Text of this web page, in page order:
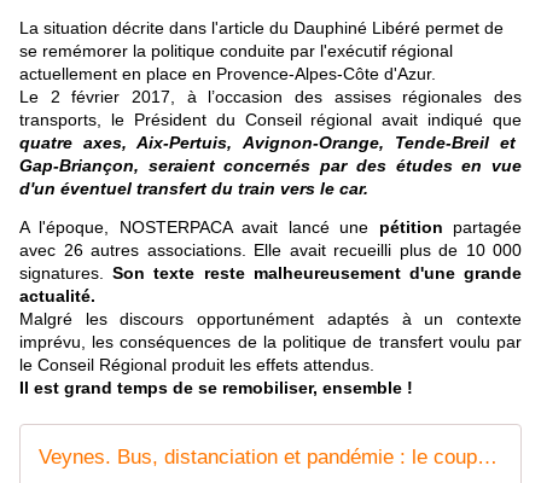
La situation décrite dans l'article du Dauphiné Libéré permet de
se remémorer la politique conduite par l'exécutif régional
actuellement en place en Provence-Alpes-Côte d'Azur.
Le 2 février 2017, à l’occasion des assises régionales des
transports, le Président du Conseil régional avait indiqué que
quatre axes, Aix-Pertuis, Avignon-Orange, Tende-Breil et
Gap-Briançon, seraient concernés par des études en vue
d'un éventuel transfert du train vers le car.
A l'époque, NOSTERPACA avait lancé une pétition partagée
avec 26 autres associations. Elle avait recueilli plus de 10 000
signatures.Son texte reste malheureusement d'une grande
actualité.
Malgré les discours opportunément adaptés à un contexte
imprévu, les conséquences de la politique de transfert voulu par
le Conseil Régional produit les effets attendus.
Il est grand temps de se remobiliser, ensemble !
Veynes. Bus, distanciation et pandémie : le coup de gueule d'un usager du train haut-alpin